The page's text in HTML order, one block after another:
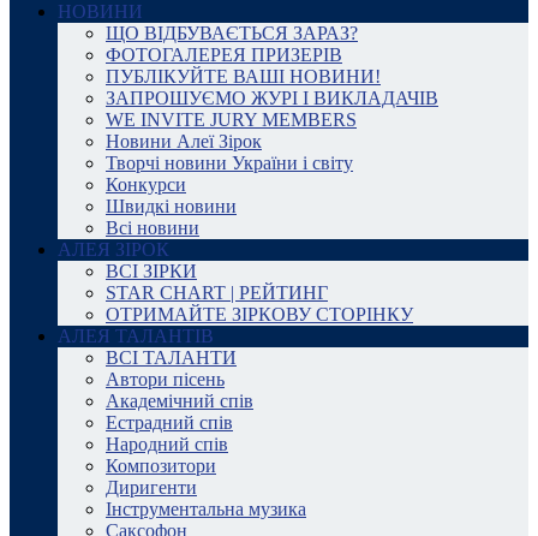
НОВИНИ
ЩО ВІДБУВАЄТЬСЯ ЗАРАЗ?
ФОТОГАЛЕРЕЯ ПРИЗЕРІВ
ПУБЛІКУЙТЕ ВАШІ НОВИНИ!
ЗАПРОШУЄМО ЖУРІ І ВИКЛАДАЧІВ
WE INVITE JURY MEMBERS
Новини Алеї Зірок
Творчі новини України і світу
Конкурси
Швидкі новини
Всі новини
АЛЕЯ ЗІРОК
ВСІ ЗІРКИ
STAR CHART | РЕЙТИНГ
ОТРИМАЙТЕ ЗІРКОВУ СТОРІНКУ
АЛЕЯ ТАЛАНТІВ
ВСІ ТАЛАНТИ
Автори пісень
Академічний спів
Естрадний спів
Народний спів
Композитори
Диригенти
Інструментальна музика
Саксофон